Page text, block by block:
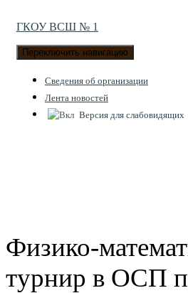
ГКОУ ВСШ № 1
Переключить навигацию
Cведения об организации
Лента новостей
Версия для слабовидящих
Физико-
турнир в ОСП